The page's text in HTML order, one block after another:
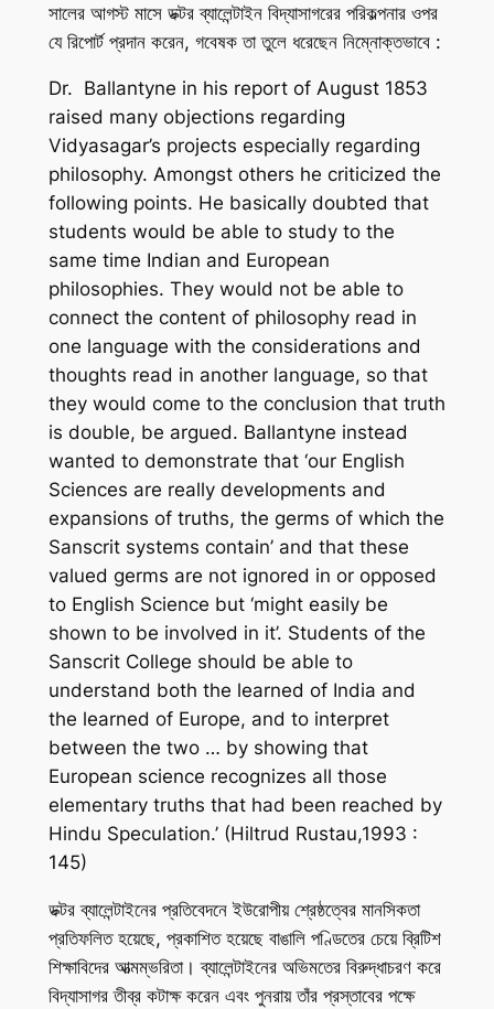
সালের আগস্ট মাসে ডক্টর ব্যালেন্টাইন বিদ্যাসাগরের পরিকল্পনার ওপর
যে রিপোর্ট প্রদান করেন, গবেষক তা তুলে ধরেছেন নিম্নোক্তভাবে :
Dr. Ballantyne in his report of August 1853
raised many objections regarding
Vidyasagar’s projects especially regarding
philosophy. Amongst others he criticized the
following points. He basically doubted that
students would be able to study to the
same time Indian and European
philosophies. They would not be able to
connect the content of philosophy read in
one language with the considerations and
thoughts read in another language, so that
they would come to the conclusion that truth
is double, be argued. Ballantyne instead
wanted to demonstrate that ‘our English
Sciences are really developments and
expansions of truths, the germs of which the
Sanscrit systems contain’ and that these
valued germs are not ignored in or opposed
to English Science but ‘might easily be
shown to be involved in it’. Students of the
Sanscrit College should be able to
understand both the learned of India and
the learned of Europe, and to interpret
between the two … by showing that
European science recognizes all those
elementary truths that had been reached by
Hindu Speculation.’ (Hiltrud Rustau,1993 :
145)
ডক্টর ব্যালেন্টাইনের প্রতিবেদনে ইউরোপীয় শ্রেষ্ঠত্বের মানসিকতা
প্রতিফলিত হয়েছে, প্রকাশিত হয়েছে বাঙালি পণ্ডিতের চেয়ে ব্রিটিশ
শিক্ষাবিদের আত্মম্ভরিতা। ব্যালেন্টাইনের অভিমতের বিরুদ্ধাচরণ করে
বিদ্যাসাগর তীব্র কটাক্ষ করেন এবং পুনরায় তাঁর প্রস্তাবের পক্ষে